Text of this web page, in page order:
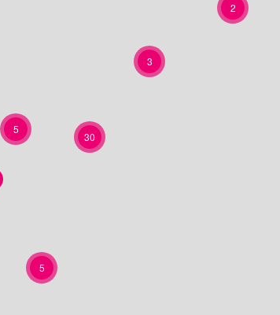
2
5
3
5
30